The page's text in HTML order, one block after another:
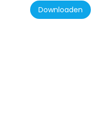
Downloaden